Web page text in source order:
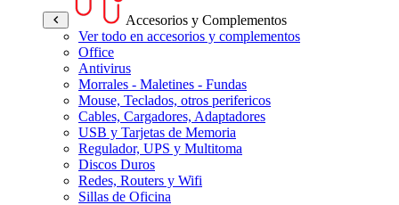
Accesorios y Complementos
Ver todo en accesorios y complementos
Office
Antivirus
Morrales - Maletines - Fundas
Mouse, Teclados, otros perifericos
Cables, Cargadores, Adaptadores
USB y Tarjetas de Memoria
Regulador, UPS y Multitoma
Discos Duros
Redes, Routers y Wifi
Sillas de Oficina